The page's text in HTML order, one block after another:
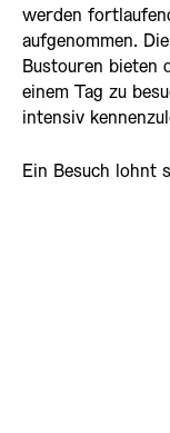
werden
aufgenommen.
Bustouren bieten
einem Tag zu
intensiv
Ein Besuch lohnt